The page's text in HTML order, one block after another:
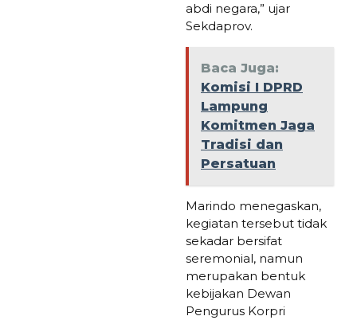
abdi negara,” ujar
Sekdaprov.
Baca Juga:
Komisi I DPRD
Lampung
Komitmen Jaga
Tradisi dan
Persatuan
Marindo menegaskan,
kegiatan tersebut tidak
sekadar bersifat
seremonial, namun
merupakan bentuk
kebijakan Dewan
Pengurus Korpri